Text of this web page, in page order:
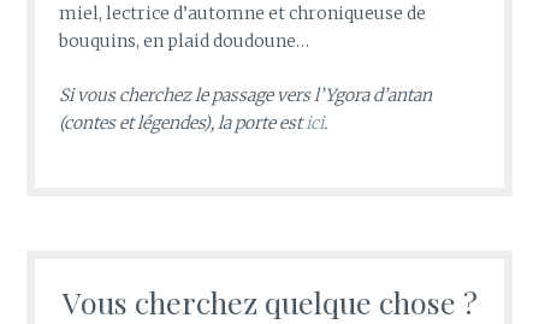
miel, lectrice d’automne et chroniqueuse de
bouquins, en plaid doudoune…
Si vous cherchez le passage vers l’Ygora d’antan
(contes et légendes), la porte estici.
Vous cherchez quelque chose ?